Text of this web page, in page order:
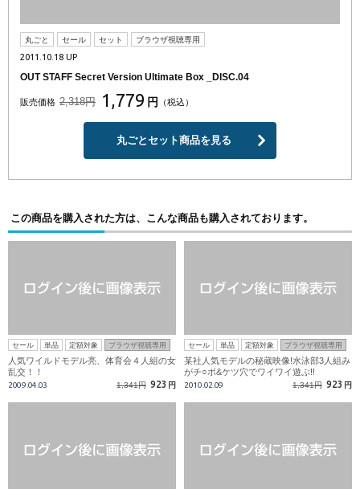
丸ごと セール セット ブラウザ視聴専用
2011.10.18 UP
OUT STAFF Secret Version Ultimate Box _DISC.04
販売価格 2,318円 1,779 円 （税込）
丸ごとセット商品を見る
この商品を購入された方は、こんな商品も購入されております。
セール 単品 定額対象 ブラウザ視聴専用
人気ワイルドモデル亮、体育会４人組の女
乱交！！
2009.04.03 1,341円 923 円
セール 単品 定額対象 ブラウザ視聴専用
某社人気モデルの秘蔵映像!水泳部3人組み
がチ○ポ&ケツ穴でワイワイ遊ぶ!!
2010.02.09 1,341円 923 円